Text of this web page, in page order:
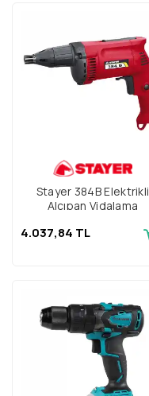
Stayer 384B Elektrikli
Alçıpan Vidalama
4.037,84 TL